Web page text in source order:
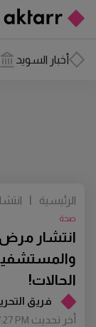
أخبار السويد
فريق
أخر تحديث PM
انتشار
الحالات!
صحة
الرئيسية |